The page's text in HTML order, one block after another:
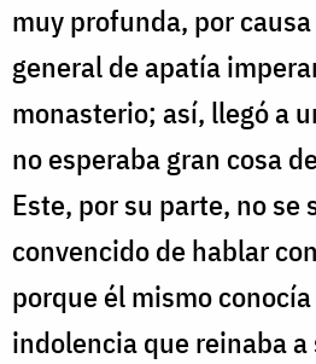
muy profunda, por
general de apatía
monasterio; así, llegó a
no esperaba gran cosa
Este, por su parte, no se
convencido de hablar
porque él mismo
indolencia que reinaba a